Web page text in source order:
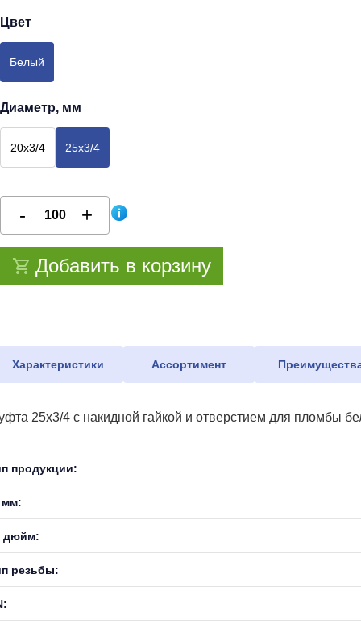
Цвет
Белый
Диаметр, мм
20х3/4 25х3/4
Добавить в корзину
Характеристики Ассортимент
25х3/4 с накидной гайкой и отверстием для пломбы
продукции:
мм:
дюйм:
резьбы: